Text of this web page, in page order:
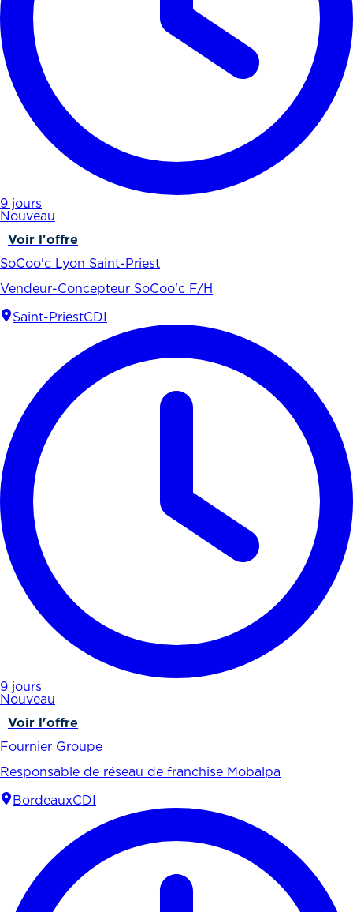
9 jours
Nouveau
Voir l'offre
SoCoo'c Lyon Saint-Priest
Vendeur-Concepteur SoCoo'c F/H
Saint-PriestCDI
9 jours
Nouveau
Voir l'offre
Fournier Groupe
Responsable de réseau de franchise Mobalpa
BordeauxCDI